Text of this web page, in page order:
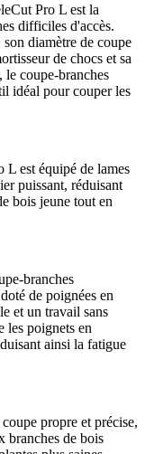
Pro L est la
difficiles d'accès.
diamètre de coupe
de chocs et sa
coupe-branches
idéal pour couper les
est équipé de lames
puissant, réduisant
bois jeune tout en
branches
de poignées en
et un travail sans
les poignets en
ainsi la fatigue
propre et précise,
branches de bois